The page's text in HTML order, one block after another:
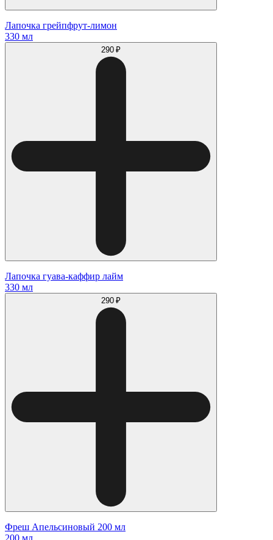
Лапочка грейпфрут-лимон
330 мл
290 ₽
Лапочка гуава-каффир лайм
330 мл
290 ₽
Фреш Апельсиновый 200 мл